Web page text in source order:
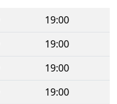
19:00
19:00
19:00
19:00